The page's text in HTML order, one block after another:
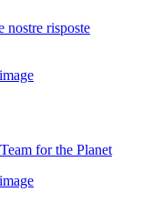
nostre risposte
for the Planet